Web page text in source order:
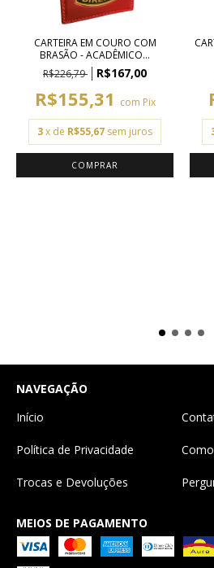
CARTEIRA EM COURO COM
BRASÃO - ACADÊMICO...
R$226,79
R$167,00
R$155,31 com Pix
3x de R$55,67 sem juros
NAVEGAÇÃO
Início
Política de Privacidade
Trocas e Devoluções
MEIOS DE PAGAMENTO